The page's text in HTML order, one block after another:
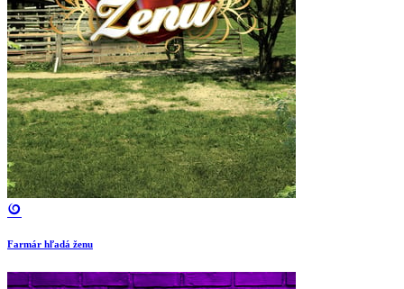
Farmár hľadá ženu